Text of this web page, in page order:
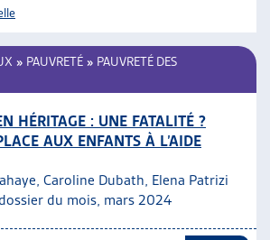
» PAUVRETÉ » PAUVRETÉ DES
HÉRITAGE : UNE FATALITÉ ?
AUX ENFANTS À L’AIDE
Caroline Dubath, Elena Patrizi
du mois, mars 2024